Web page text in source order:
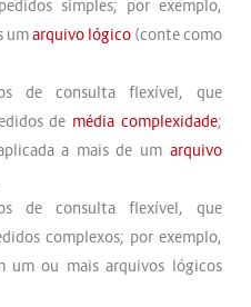
simples; por exemplo,
umarquivo lógico(conte como
de consulta flexível, que
de média complexidade;
a mais de um arquivo
de consulta flexível, que
complexos; por exemplo,
um ou mais arquivos lógicos